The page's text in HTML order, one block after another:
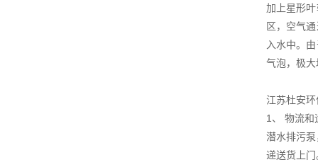
加上星形
区，空气
入水中。
气泡，极
江苏杜安
1、 物流和
潜水排污
递送货上门